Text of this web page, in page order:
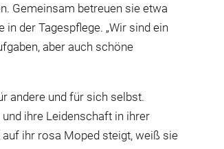
Gemeinsam betreuen sie etwa
der Tagespflege. „Wir sind ein
aber auch schöne
andere und für sich selbst.
ihre Leidenschaft in ihrer
auf ihr rosa Moped steigt, weiß sie